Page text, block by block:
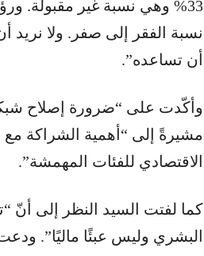
33% وهي نسبة غير مقبولة.
نسبة الفقر إلى صفر. ولا نريد
أن تساعده”.
وأكّدت على “ضرورة إصلاح
مشيرةً إلى “أهمية الشراكة مع
الاقتصادي للفئات المهمشة”.
كما لفتت السيد النظر إلى أنّ
البشري وليس عبئًا ماليًا”.